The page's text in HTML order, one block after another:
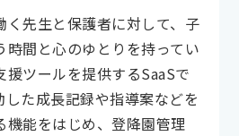
く先生と保護者に対して、子
時間と心のゆとりを持ってい
援ツールを提供するSaaSで
した成長記録や指導案などを
機能をはじめ、登降園管理